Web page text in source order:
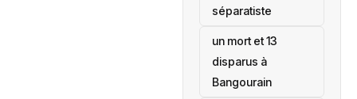
séparatiste
un mort et 13
disparus à
Bangourain